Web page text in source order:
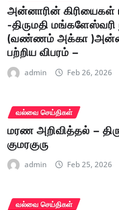
அன்னாரின் கிரியைகள்
-திருமதி
(வண்ணம் அக்கா
பற்றிய விபரம் –
admin Feb 26, 2026
வல்வை செய்திகள்
மரண அறிவித்தல் –
குமரகுரு
admin Feb 25, 2026
வல்வை செய்திகள்